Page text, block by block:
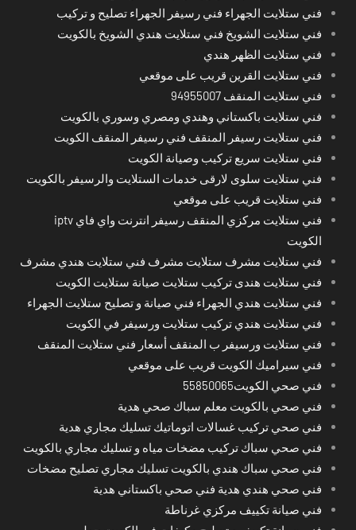
فني ستلايت الجهراء فني رسيفر الجهراء تصليح و تركيب
فني ستلايت الشويخ فني ستلايت هندي الشويخ بالكويت
فني ستلايت الظهر هندي
فني ستلايت القرين قريب على موقعي
فني ستلايت المنقف 94955007
فني ستلايت باكستاني وهندي ومصري وسوري بالكويت
فني ستلايت رسيفر المنقف فني رسيفر المنقف الكويت
فني ستلايت سريع تركيب وصيانة الكويت
فني ستلايت سلوى لارقى خدمات الستلايت والرسيفر بالكويت
فني ستلايت قريب على موقعي
فني ستلايت مركزي المنقف رسيفر انترنت واي فاي iptv
الكويت
فني ستلايت مشرف ستلايت مشرف فني ستلايت هندي مشرف
فني ستلايت هندى تركيب ستلايت صيانة ستلايت الكويت
فني ستلايت هندي الجهراء فني صيانة و تصليح ستلايت الجهراء
فني ستلايت هندي تركيب ستلايت ورسيفر في الكويت
فني ستلايت ورسيفر ب المنقف أسعار فني ستلايت المنقف
فني سيراميك الكويت قريب على موقعي
فني صحي الكويت55850065
فني صحي بالكويت معلم سباك صحي هدية
فني صحي تركيب غسالات اتوماتيك تسليك مجاري هدية
فني صحي سباك تركيب مضخات مياه و تسليك مجاري بالكويت
فني صحي سباك هندي بالكويت تسليك مجاري تصليح مضخات
فني صحي هندي هدية فني صحي باكستاني هدية
فني صيانة تكييف مركزي غرناطة